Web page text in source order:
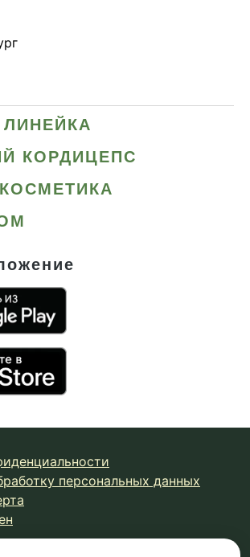
КОРДИЦЕПС
персональных данных